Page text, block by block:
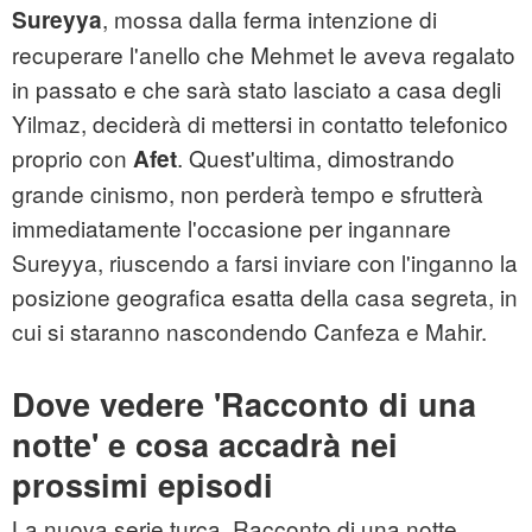
Sureyya, mossa dalla ferma intenzione di
recuperare l'anello che Mehmet le aveva regalato
in passato e che sarà stato lasciato a casa degli
Yilmaz, deciderà di mettersi in contatto telefonico
proprio con Afet. Quest'ultima, dimostrando
grande cinismo, non perderà tempo e sfrutterà
immediatamente l'occasione per ingannare
Sureyya, riuscendo a farsi inviare con l'inganno la
posizione geografica esatta della casa segreta, in
cui si staranno nascondendo Canfeza e Mahir.
Dove vedere 'Racconto di una
notte' e cosa accadrà nei
prossimi episodi